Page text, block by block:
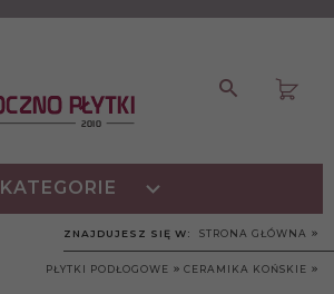
KATEGORIE
ZNAJDUJESZ SIĘ W: STRONA GŁÓWNA
PŁYTKI PODŁOGOWE CERAMIKA KOŃSKIE